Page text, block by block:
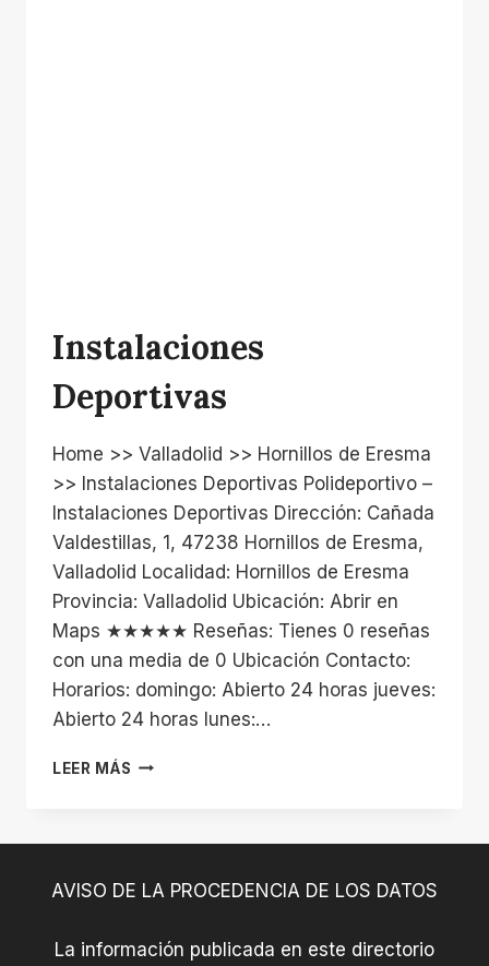
Instalaciones
Deportivas
Home >> Valladolid >> Hornillos de Eresma
>> Instalaciones Deportivas Polideportivo –
Instalaciones Deportivas Dirección: Cañada
Valdestillas, 1, 47238 Hornillos de Eresma,
Valladolid Localidad: Hornillos de Eresma
Provincia: Valladolid Ubicación: Abrir en
Maps ★★★★★ Reseñas: Tienes 0 reseñas
con una media de 0 Ubicación Contacto:
Horarios: domingo: Abierto 24 horas jueves:
Abierto 24 horas lunes:…
LEER MÁS INSTALACIONES
AVISO DE LA PROCEDENCIA DE LOS DATOS
La información publicada en este directorio